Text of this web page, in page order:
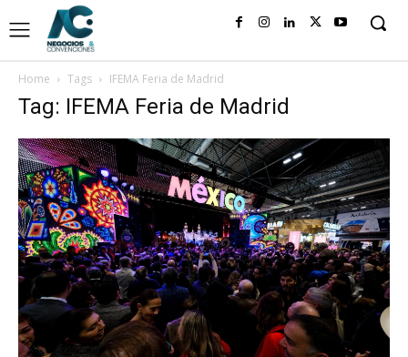
Home Tags IFEMA Feria de Madrid
Tag: IFEMA Feria de Madrid